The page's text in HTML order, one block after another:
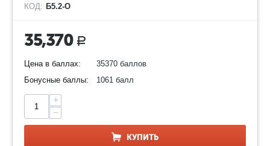
КОД: Б5.2-О
35,370 Р
Цена в баллах:
35370 баллов
Бонусные баллы:
1061 балл
+
−
КУПИТЬ